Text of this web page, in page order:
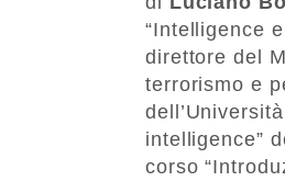
“Intelligence
direttore del
terrorismo e
intelligence”
corso